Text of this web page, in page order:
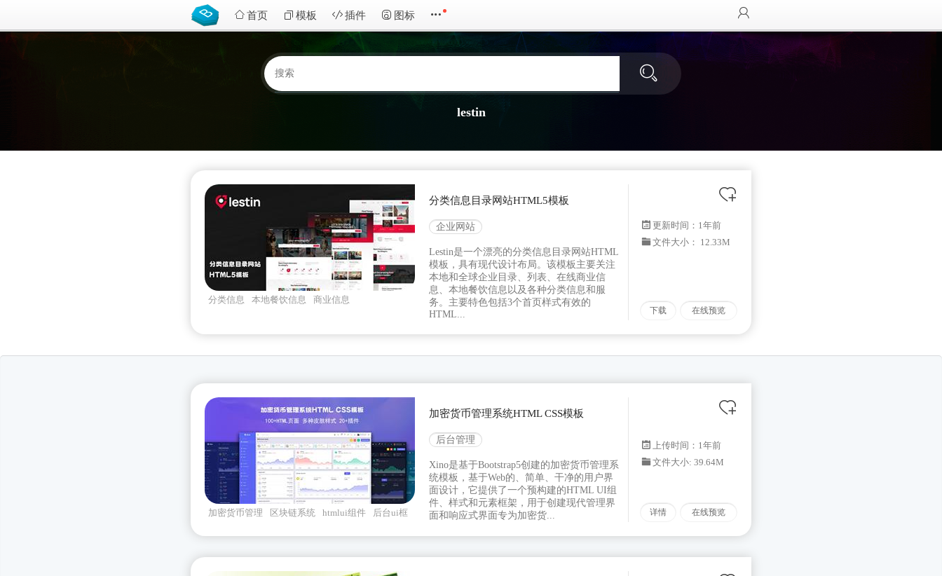
首页 模板 插件 图标
lestin
分类信息 本地餐饮信息
商业信息
分类信息目录网站HTML5模板
企业网站
Lestin是一个漂亮的分类信息目录网站HTML
模板，具有现代设计布局。该模板主要关注
本地和全球企业目录、列表、在线商业信
息、本地餐饮信息以及各种分类信息和服
务。主要特色包括3个首页样式有效的
HTML...
更新时间： 1年前
文件大小： 12.33M
下载 在线预览
加密货币管理 区块链系统 htmlui组件
后台ui框
加密货币管理系统HTML CSS模板
后台管理
Xino是基于Bootstrap5创建的加密货币管理系
统模板，基于Web的、简单、干净的用户界
面设计，它提供了一个预构建的HTML UI组
件、样式和元素框架，用于创建现代管理界
面和响应式界面专为加密货...
上传时间：1年前
文件大小: 39.64M
详情 在线预览